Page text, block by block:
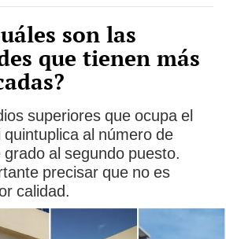
son las
que tienen más
superiores que ocupa el
al número de
al segundo puesto.
precisar que no es
calidad.